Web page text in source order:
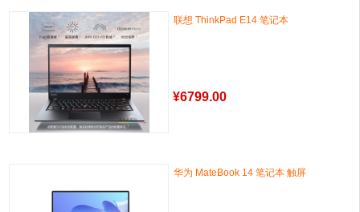
联想 ThinkPad E14 笔记本
¥6799.00
华为 MateBook 14 笔记本 触屏